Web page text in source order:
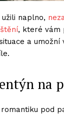
naplno,
, které vám
a umožní
na
pod